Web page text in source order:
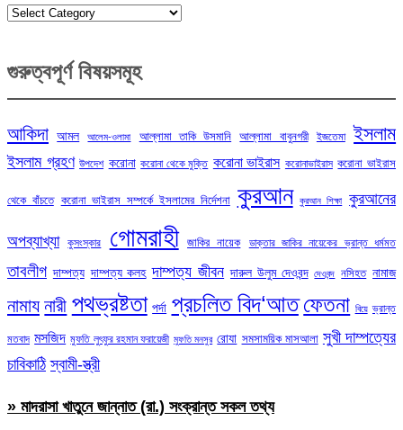
Categories
গুরুত্বপূর্ণ বিষয়সমূহ
আকিদা আমল আলেম-ওলামা আল্লামা তাকি উসমানি আল্লামা বাবুনগরী ইজতেমা ইসলাম
ইসলাম গ্রহণ উপদেশ করোনা করোনা থেকে মুক্তি করোনা ভাইরাস করোনাভাইরাস করোনা ভাইরাস
থেকে বাঁচতে করোনা ভাইরাস সম্পর্কে ইসলামের নির্দেশনা কুরআন কুরআন শিক্ষা কুরআনের
অপব্যাখ্যা কুসংস্কার গোমরাহী জাকির নায়েক ডাক্তার জাকির নায়েকের ভ্রান্ত ধর্মমত
তাবলীগ দাম্পত্য দাম্পত্য কলহ দাম্পত্য জীবন দারুল উলুম দেওবন্দ দেওবন্দ নসিহত নামাজ
নামায নারী পথভ্রষ্টতা পর্দা প্রচলিত বিদ‘আত ফেতনা বিয়ে ভ্রান্ত
মতবাদ মসজিদ মুফতি লুৎফুর রহমান ফরায়েজী মুফতি মনসুর রোযা সমসাময়িক মাসআলা সুখী দাম্পত্যের
চাবিকাঠি স্বামী-স্ত্রী
» মাদরাসা খাতুনে জান্নাত (রা.) সংক্রান্ত সকল তথ্য